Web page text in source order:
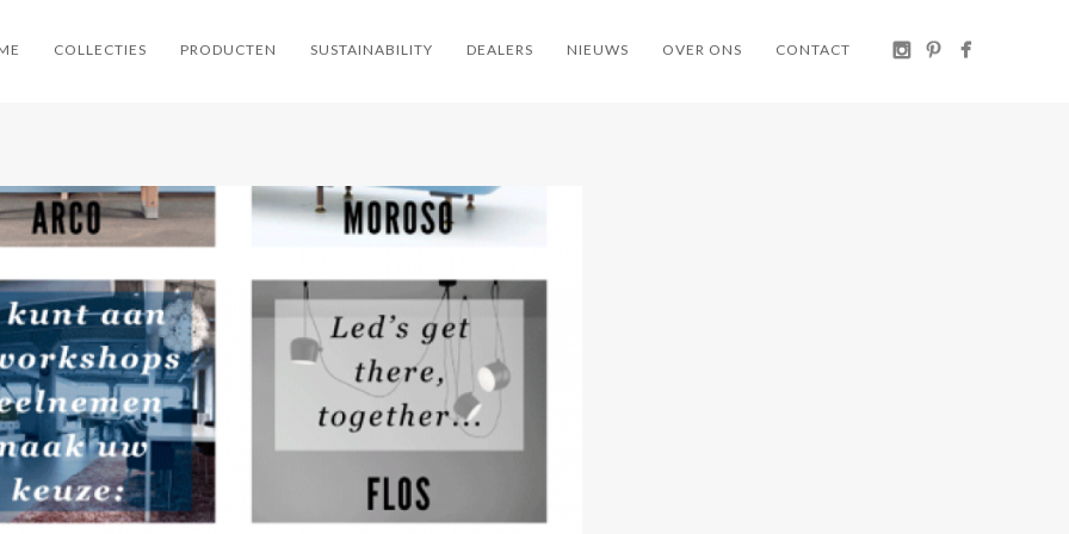
COLLECTIES PRODUCTEN SUSTAINABILITY DEALERS NIEUWS OVER ONS CONTACT